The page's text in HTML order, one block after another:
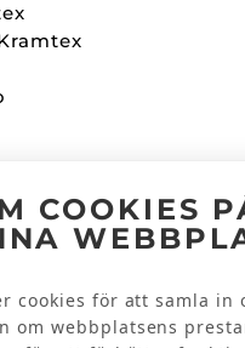
COOKIES
cookies för att samla in
om webbplatsens
Facebook